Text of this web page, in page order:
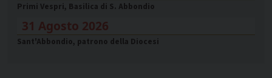
Primi Vespri, Basilica di S. Abbondio
31 Agosto 2026
Sant'Abbondio, patrono della Diocesi